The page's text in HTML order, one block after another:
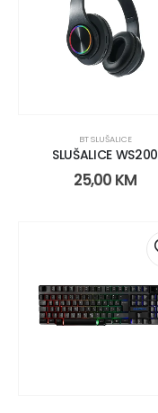
BT SLUŠALICE
SLUŠALICE WS200
25,00 KM